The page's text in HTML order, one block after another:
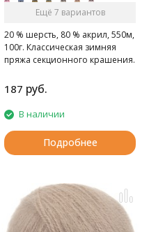
Ещё 7 вариантов
20 % шерсть, 80 % акрил, 550м,
100г. Классическая зимняя
пряжа секционного крашения.
187 руб.
В наличии
Подробнее